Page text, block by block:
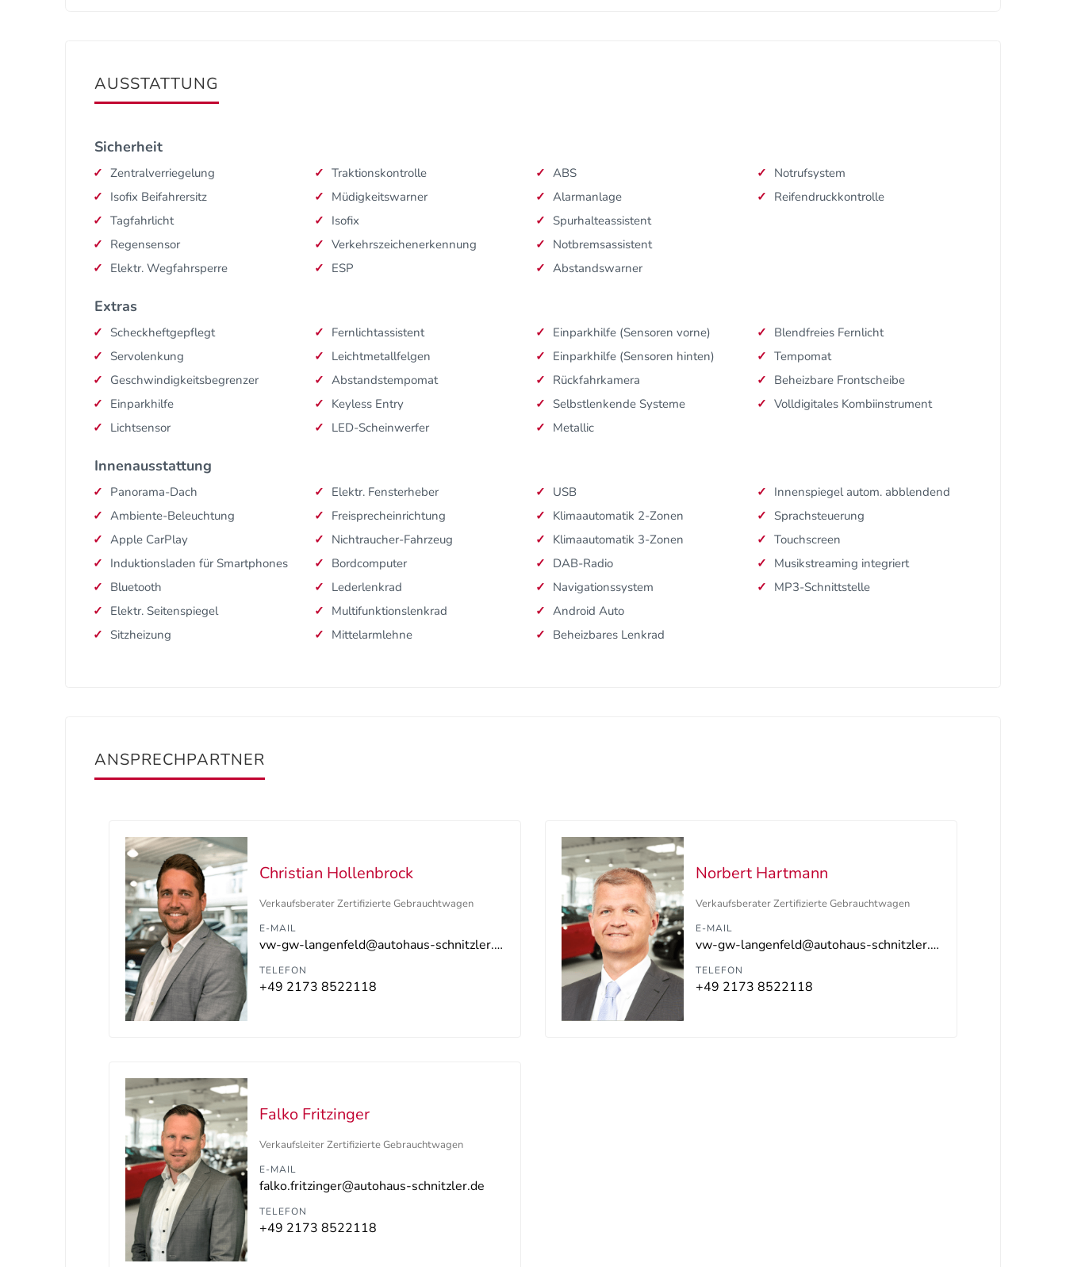
AUSSTATTUNG
Sicherheit
Zentralverriegelung
Isofix Beifahrersitz
Tagfahrlicht
Regensensor
Elektr. Wegfahrsperre
Traktionskontrolle
Müdigkeitswarner
Isofix
Verkehrszeichenerkennung
ESP
ABS
Alarmanlage
Spurhalteassistent
Notbremsassistent
Abstandswarner
Notrufsystem
Reifendruckkontrolle
Extras
Scheckheftgepflegt
Servolenkung
Geschwindigkeitsbegrenzer
Einparkhilfe
Lichtsensor
Fernlichtassistent
Leichtmetallfelgen
Abstandstempomat
Keyless Entry
LED-Scheinwerfer
Einparkhilfe (Sensoren vorne)
Einparkhilfe (Sensoren hinten)
Rückfahrkamera
Selbstlenkende Systeme
Metallic
Blendfreies Fernlicht
Tempomat
Beheizbare Frontscheibe
Volldigitales Kombiinstrument
Innenausstattung
Panorama-Dach
Ambiente-Beleuchtung
Apple CarPlay
Induktionsladen für Smartphones
Bluetooth
Elektr. Seitenspiegel
Sitzheizung
Elektr. Fensterheber
Freisprecheinrichtung
Nichtraucher-Fahrzeug
Bordcomputer
Lederlenkrad
Multifunktionslenkrad
Mittelarmlehne
USB
Klimaautomatik 2-Zonen
Klimaautomatik 3-Zonen
DAB-Radio
Navigationssystem
Android Auto
Beheizbares Lenkrad
Innenspiegel autom. abblendend
Sprachsteuerung
Touchscreen
Musikstreaming integriert
MP3-Schnittstelle
ANSPRECHPARTNER
Christian Hollenbrock
Verkaufsberater Zertifizierte Gebrauchtwagen
E-MAIL
vw-gw-langenfeld@autohaus-schnitzler.dealerdesk.de
TELEFON
+49 2173 8522118
Norbert Hartmann
Verkaufsberater Zertifizierte Gebrauchtwagen
E-MAIL
vw-gw-langenfeld@autohaus-schnitzler.dealerdesk.de
TELEFON
+49 2173 8522118
Falko Fritzinger
Verkaufsleiter Zertifizierte Gebrauchtwagen
E-MAIL
falko.fritzinger@autohaus-schnitzler.de
TELEFON
+49 2173 8522118